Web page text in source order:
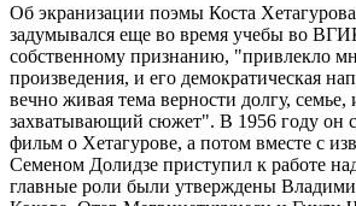
Об экранизации поэмы Коста
задумывался еще во время учебы во
собственному признанию, "привлекло
произведения, и его демократическая
вечно живая тема верности долгу, семье,
захватывающий сюжет". В 1956 году он
фильм о Хетагурове, а потом вместе с
Семеном Долидзе приступил к работе
главные роли были утверждены